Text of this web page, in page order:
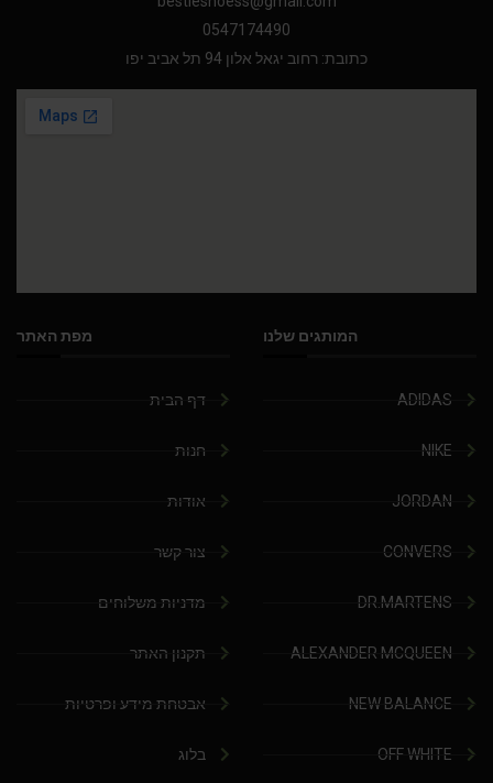
0547174490
כתובת: רחוב יגאל אלון 94 תל אביב יפו
המותגים שלנו
ADIDAS
NIKE
JORDAN
CONVERS
DR.MARTENS
ALEXANDER MCQUEEN
NEW BALANCE
OFF WHITE
מפת האתר
דף הבית
חנות
אודות
צור קשר
מדניות משלוחים
תקנון האתר
אבטחת מידע ופרטיות
בלוג